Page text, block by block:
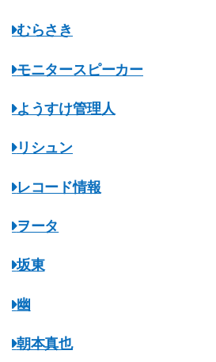
むらさき
モニタースピーカー
ようすけ管理人
リシュン
レコード情報
ヲータ
坂東
幽
朝本真也